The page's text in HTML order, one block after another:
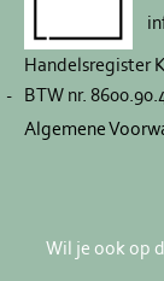
Handelsregister
BTW nr.
Algemene
Wil je ook op